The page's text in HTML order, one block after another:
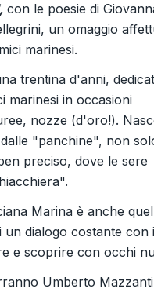
con le poesie di
un omaggio
marinesi.
trentina d'anni,
marinesi in occasioni
nozze (d'oro!).
"panchine", non
preciso, dove le sere
Marina è anche
un dialogo costante
e scoprire con occhi
Umberto